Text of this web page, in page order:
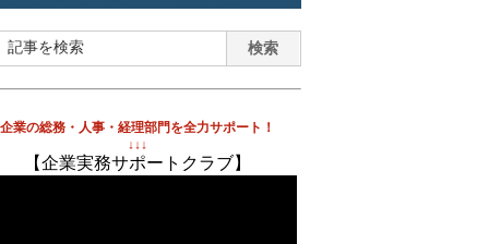
企業の総務・人事・経理部門を全力サポート！
↓↓↓
【企業実務サポートクラブ】